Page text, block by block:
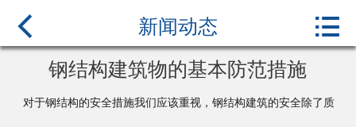
关于我们
产品中心
 新闻动态 
钢结构建筑物的基本防范措施
对于钢结构的安全措施我们应该重视，钢结构建筑的安全除了质